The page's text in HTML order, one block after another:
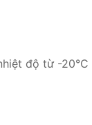
độ từ -20°C